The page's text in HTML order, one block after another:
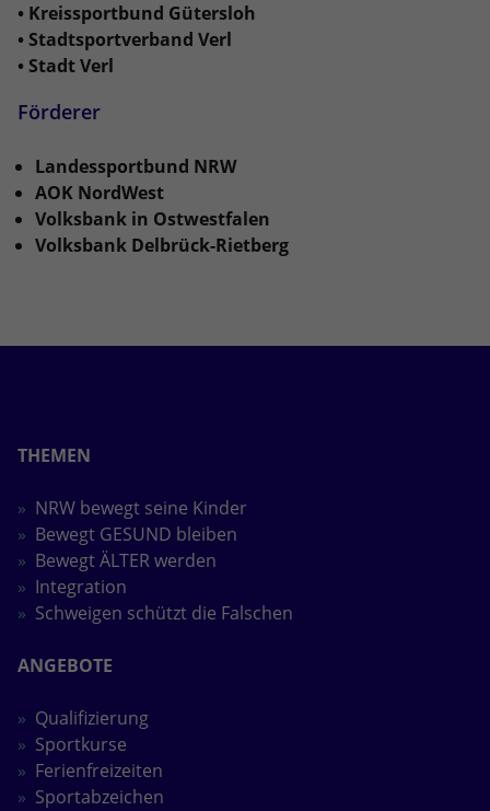
• Kreissportbund Gütersloh
• Stadtsportverband Verl
• Stadt Verl
Förderer
Landessportbund NRW
AOK NordWest
Volksbank in Ostwestfalen
Volksbank Delbrück-Rietberg
THEMEN
NRW bewegt seine Kinder
Bewegt GESUND bleiben
Bewegt ÄLTER werden
Integration
Schweigen schützt die Falschen
ANGEBOTE
Qualifizierung
Sportkurse
Ferienfreizeiten
Sportabzeichen